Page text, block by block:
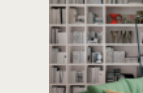
Mobilya
koltuk